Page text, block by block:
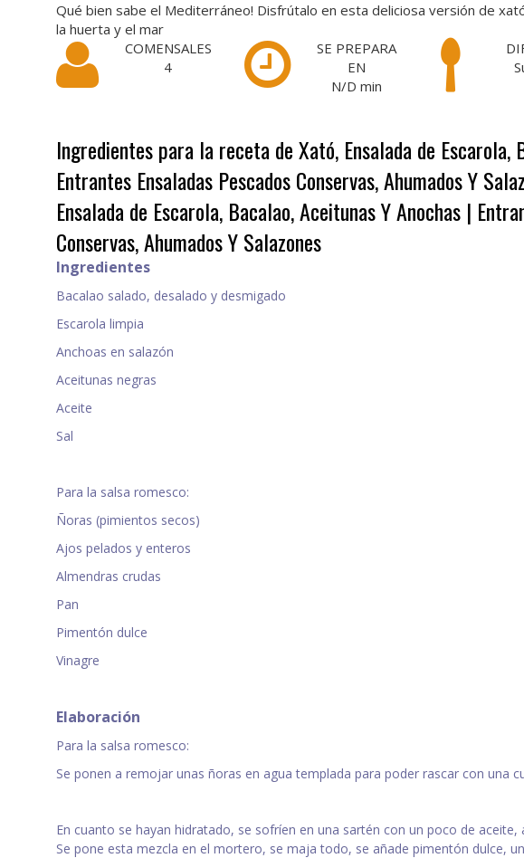
Qué bien sabe el Mediterráneo! Disfrútalo en esta deliciosa versión de
la huerta y el mar
COMENSALES
4
SE PREPARA
EN
N/D min
Ingredientes para la receta de Xató, Ensalada de Escarola,
Entrantes Ensaladas Pescados Conservas, Ahumados Y
Ensalada de Escarola, Bacalao, Aceitunas Y Anochas |
Conservas, Ahumados Y Salazones
Ingredientes
Bacalao salado, desalado y desmigado
Escarola limpia
Anchoas en salazón
Aceitunas negras
Aceite
Sal
Para la salsa romesco:
Ñoras (pimientos secos)
Ajos pelados y enteros
Almendras crudas
Pan
Pimentón dulce
Vinagre
Elaboración
Para la salsa romesco:
Se ponen a remojar unas ñoras en agua templada para poder rascar con una
En cuanto se hayan hidratado, se sofríen en una sartén con un poco de
Se pone esta mezcla en el mortero, se maja todo, se añade pimentón dulce,